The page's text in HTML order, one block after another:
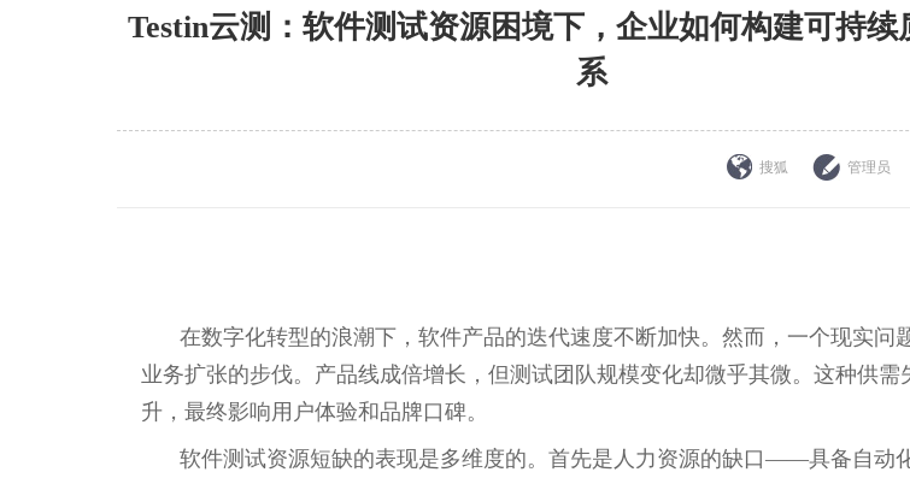
Testin云测：软件测试资源困境下，企业如何构建可持续
系
搜狐 管理员
在数字化转型的浪潮下，软件产品的迭代速度不断加快。然而，一个现实
业务扩张的步伐。产品线成倍增长，但测试团队规模变化却微乎其微。这种供
升，最终影响用户体验和品牌口碑。
软件测试资源短缺的表现是多维度的。首先是人力资源的缺口——具备自动